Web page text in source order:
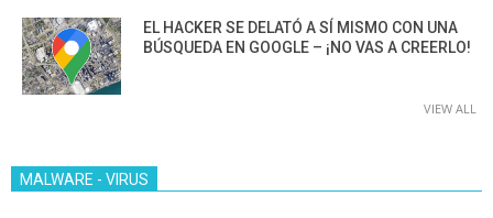
EL HACKER SE DELATÓ A SÍ MISMO CON UNA
BÚSQUEDA EN GOOGLE – ¡NO VAS A CREERLO!
VIEW ALL
MALWARE - VIRUS